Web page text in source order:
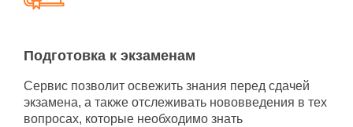
Подготовка к экзаменам
Сервис позволит освежить знания перед сдачей
экзамена, а также отслеживать нововведения в тех
вопросах, которые необходимо знать